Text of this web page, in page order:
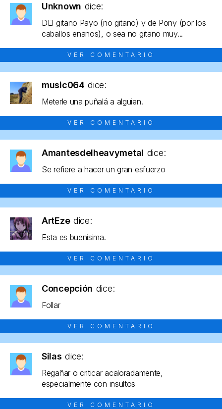
Unknown dice:
DEl gitano Payo (no gitano) y de Pony (por los
caballos enanos), o sea no gitano muy...
VER COMENTARIO
music064 dice:
Meterle una puñalá a alguien.
VER COMENTARIO
Amantesdelheavymetal dice:
Se refiere a hacer un gran esfuerzo
VER COMENTARIO
ArtEze dice:
Esta es buenísima.
VER COMENTARIO
Concepción dice:
Follar
VER COMENTARIO
Silas dice:
Regañar o criticar acaloradamente,
especialmente con insultos
VER COMENTARIO